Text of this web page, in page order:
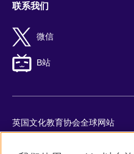
联系我们
微信
B站
英国文化教育协会全球网站